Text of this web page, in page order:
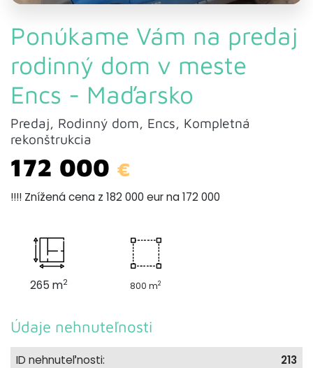
Ponúkame Vám na predaj
rodinný dom v meste
Encs - Maďarsko
Predaj, Rodinný dom, Encs, Kompletná
rekonštrukcia
172 000 €
!!!! Znížená cena z 182 000 eur na 172 000
265 m2 800 m2
Údaje nehnuteľnosti
ID nehnuteľnosti:
213